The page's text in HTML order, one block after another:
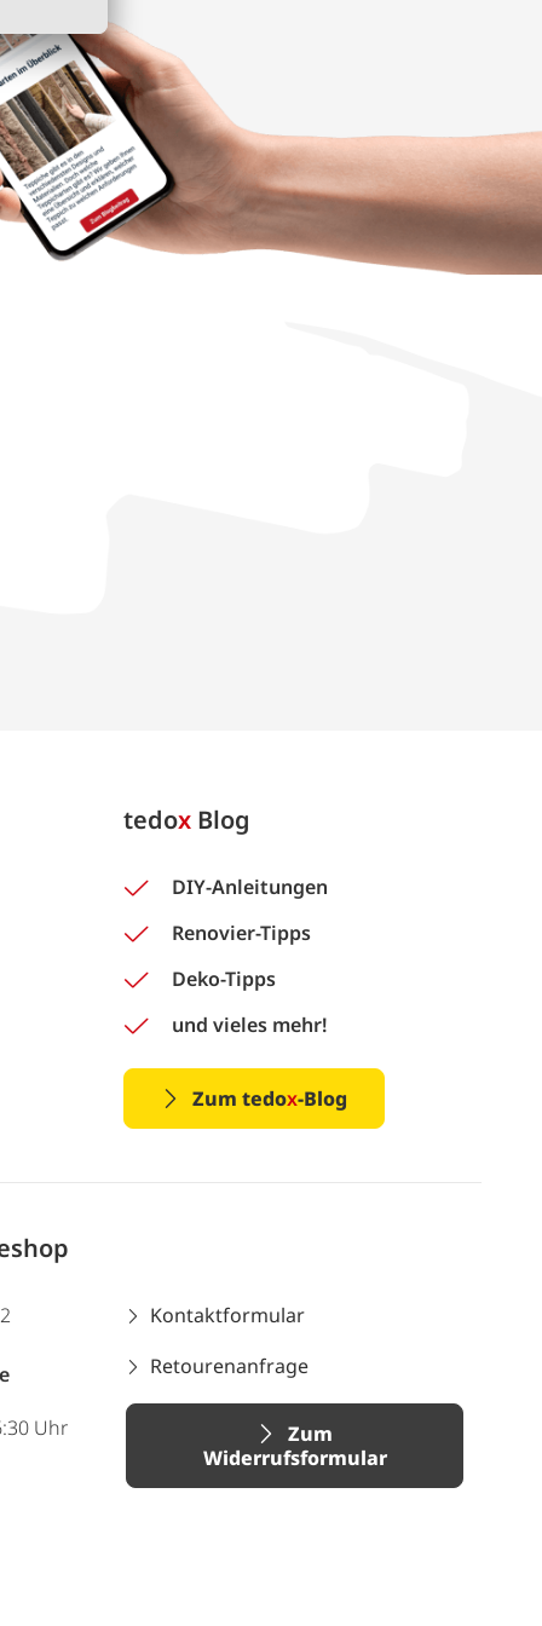
tedox Blog
DIY-Anleitungen
Renovier-Tipps
Deko-Tipps
und vieles mehr!
Zum tedox-Blog
Uhr
Kontaktformular
Retourenanfrage
Zum
Widerrufsformular